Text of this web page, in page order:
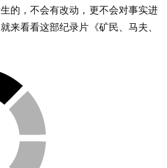
的，不会有改动，更不会对事实进
来看看这部纪录片《矿民、马夫、